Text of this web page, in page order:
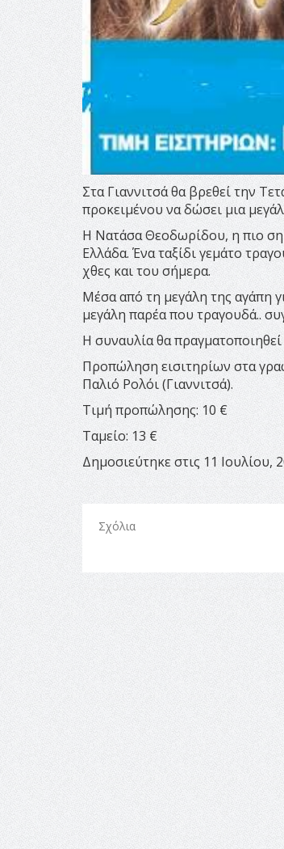
Στα Γιαννιτσά θα βρεθεί την
προκειμένου να δώσει μια
Η Νατάσα Θεοδωρίδου, η πιο
Ελλάδα. Ένα ταξίδι γεμάτο
χθες και του σήμερα.
Μέσα από τη μεγάλη της αγάπη
μεγάλη παρέα που τραγουδά..
Η συναυλία θα
Προπώληση εισιτηρίων στα
Παλιό Ρολόι (Γιαννιτσά).
Τιμή προπώλησης: 10 €
Ταμείο: 13 €
Δημοσιεύτηκε στις 11 Ιουλίου,
Σχόλια